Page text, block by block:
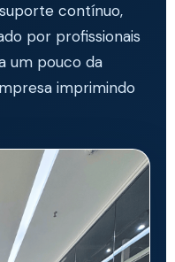
contínuo,
por profissionais
um pouco da
imprimindo